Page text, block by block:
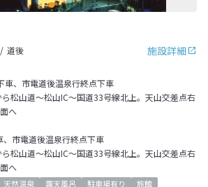
施設詳細
道後
車、市電道後温泉行終点下車
松山道～松山IC～国道33号線北上。天山交差点右
へ
市電道後温泉行終点下車
松山道～松山IC～国道33号線北上。天山交差点右
へ
天然温泉 露天風呂 駐車場有り
旅館